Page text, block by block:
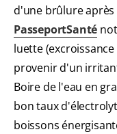
d'une brûlure
PasseportSanté
luette
provenir d'un
Boire de l'eau en
bon taux
boissons